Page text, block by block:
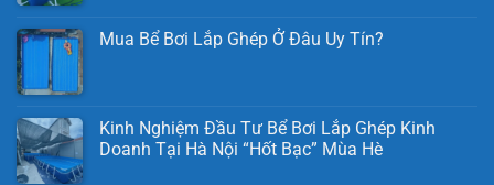
Mua Bể Bơi Lắp Ghép Ở Đâu Uy Tín?
Kinh Nghiệm Đầu Tư Bể Bơi Lắp Ghép Kinh
Doanh Tại Hà Nội “Hốt Bạc” Mùa Hè